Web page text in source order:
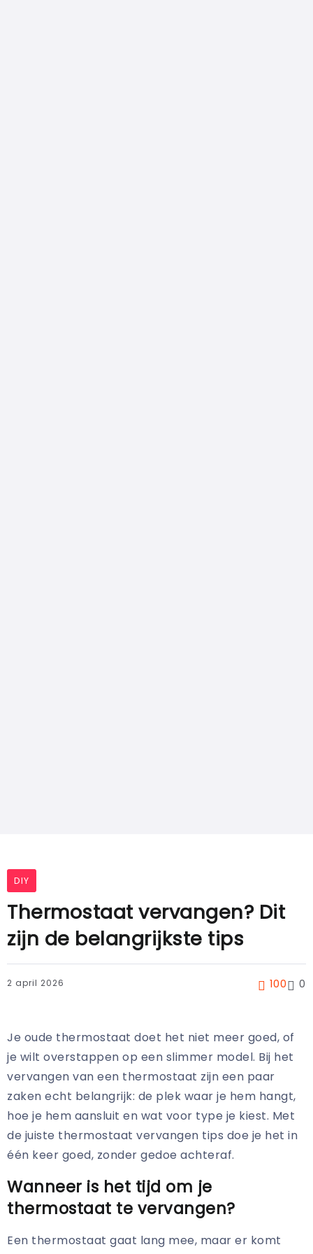
DIY
Thermostaat vervangen? Dit
zijn de belangrijkste tips
2 april 2026 100 0
Je oude thermostaat doet het niet meer goed, of
je wilt overstappen op een slimmer model. Bij het
vervangen van een thermostaat zijn een paar
zaken echt belangrijk: de plek waar je hem hangt,
hoe je hem aansluit en wat voor type je kiest. Met
de juiste thermostaat vervangen tips doe je het in
één keer goed, zonder gedoe achteraf.
Wanneer is het tijd om je
thermostaat te vervangen?
Een thermostaat gaat lang mee, maar er komt